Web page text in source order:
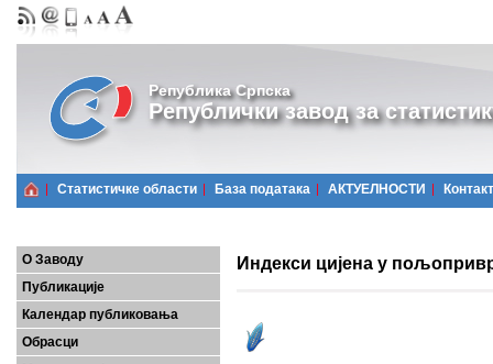
Република Српска
Републички завод за
Статистичке области Базa података АКТУЕЛНОСТИ Контакт
О Заводу
Публикације
Календар публиковања
Обрасци
Индекси цијена у